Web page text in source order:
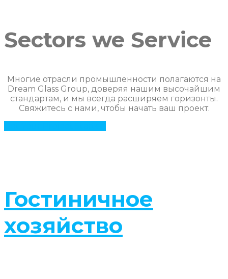
Sectors we Service
Многие отрасли промышленности полагаются на
Dream Glass Group, доверяя нашим высочайшим
стандартам, и мы всегда расширяем горизонты.
Свяжитесь с нами, чтобы начать ваш проект.
Гостиничное
хозяйство